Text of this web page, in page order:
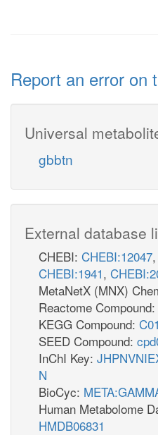
Report an error on
Universal
gbbtn
External database
CHEBI: CHEBI:12047,
CHEBI:1941,
MetaNetX (MNX)
Reactome Compound:
KEGG Compound:
SEED Compound:
InChI Key:
N
BioCyc:
Human Metabolome
HMDB06831